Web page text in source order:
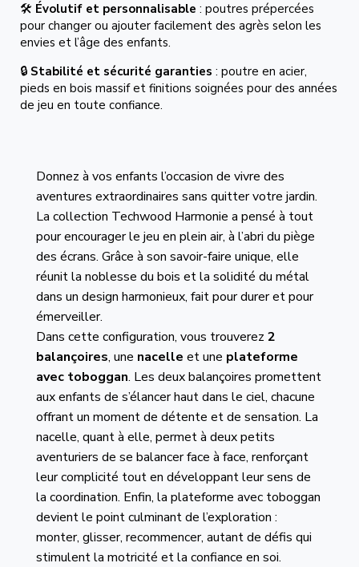
Donnez à vos enfants l’occasion de vivre des
aventures extraordinaires sans quitter votre jardin.
La collection Techwood Harmonie a pensé à tout
pour encourager le jeu en plein air, à l’abri du piège
des écrans. Grâce à son savoir-faire unique, elle
réunit la noblesse du bois et la solidité du métal
dans un design harmonieux, fait pour durer et pour
émerveiller.
Dans cette configuration, vous trouverez 2
balançoires, une nacelle et une plateforme
avec toboggan. Les deux balançoires promettent
aux enfants de s’élancer haut dans le ciel, chacune
offrant un moment de détente et de sensation. La
nacelle, quant à elle, permet à deux petits
aventuriers de se balancer face à face, renforçant
leur complicité tout en développant leur sens de
la coordination. Enfin, la plateforme avec toboggan
devient le point culminant de l’exploration :
monter, glisser, recommencer, autant de défis qui
stimulent la motricité et la confiance en soi.
🛠️ Évolutif et personnalisable : poutres prépercées
pour changer ou ajouter facilement des agrès selon les
envies et l’âge des enfants.
🔒 Stabilité et sécurité garanties : poutre en acier,
pieds en bois massif et finitions soignées pour des années
de jeu en toute confiance.